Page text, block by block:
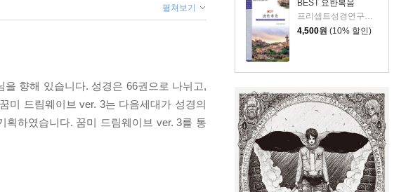
BEST 요한복음
4,500원 (10% 할인)
펼쳐보기
향해 있습니다. 성경은 66권으로 나뉘고,
미 드림웨이브 ver. 3는 다음세대가 성경의
하였습니다. 꿈미 드림웨이브 ver. 3를 통